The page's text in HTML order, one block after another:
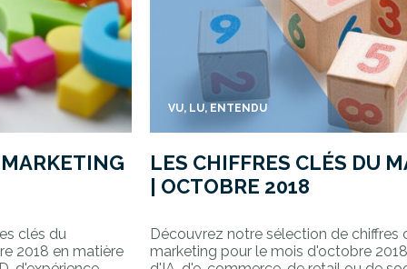
clés du
2018 en matière
VU, LU, ENTENDU
LES CHIFFRES CLÉS DU
| OCTOBRE 2018
Découvrez notre sélection de chiffres
marketing pour le mois d'octobre